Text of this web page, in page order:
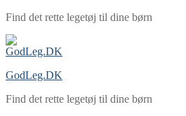
Spring
indhold
Menu
Luk
Find det rette legetøj til dine børn
GodLeg.DK
Find det rette legetøj til dine børn